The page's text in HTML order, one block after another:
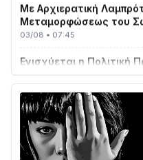
Μεταμορφώσεως του
03/08 • 07:45
με δύο νέα υδροφόρα
02/08 • 18:26
Διαβάστε την
31/07 • 08:16
Δωρίδα για Όλους:
στην ΕΥΔΑΠ»